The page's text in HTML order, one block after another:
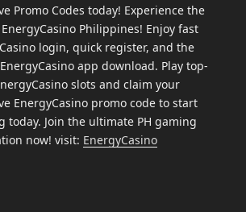
Promo Codes today! Experience the
Philippines! Enjoy fast
login, quick register, and the
app download. Play top-
slots and claim your
EnergyCasino promo code to start
today. Join the ultimate PH gaming
now! visit: EnergyCasino